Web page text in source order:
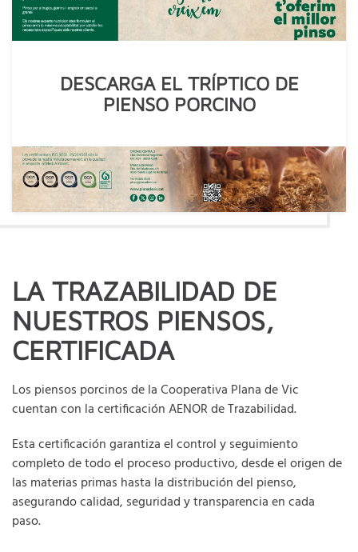
DESCARGA EL TRÍPTICO DE
PIENSO PORCINO
LA TRAZABILIDAD DE
NUESTROS PIENSOS,
CERTIFICADA
Los piensos porcinos de la Cooperativa Plana de Vic
cuentan con la certificación AENOR de Trazabilidad.
Esta certificación garantiza el control y seguimiento
completo de todo el proceso productivo, desde el origen de
las materias primas hasta la distribución del pienso,
asegurando calidad, seguridad y transparencia en cada
paso.